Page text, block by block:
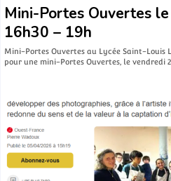
Mini-Portes Ouvertes
16h30 – 19h
Mini-Portes Ouvertes au Lycée Saint-Louis
pour une mini-Portes Ouvertes, le vendredi